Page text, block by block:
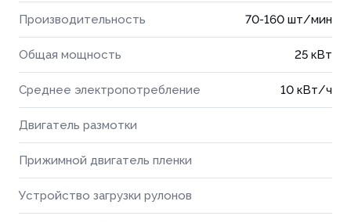
Производительность 70-160 шт/мин
Общая мощность 25 кВт
Среднее электропотребление 10 кВт/ч
Двигатель размотки
Прижимной двигатель пленки
Устройство загрузки рулонов